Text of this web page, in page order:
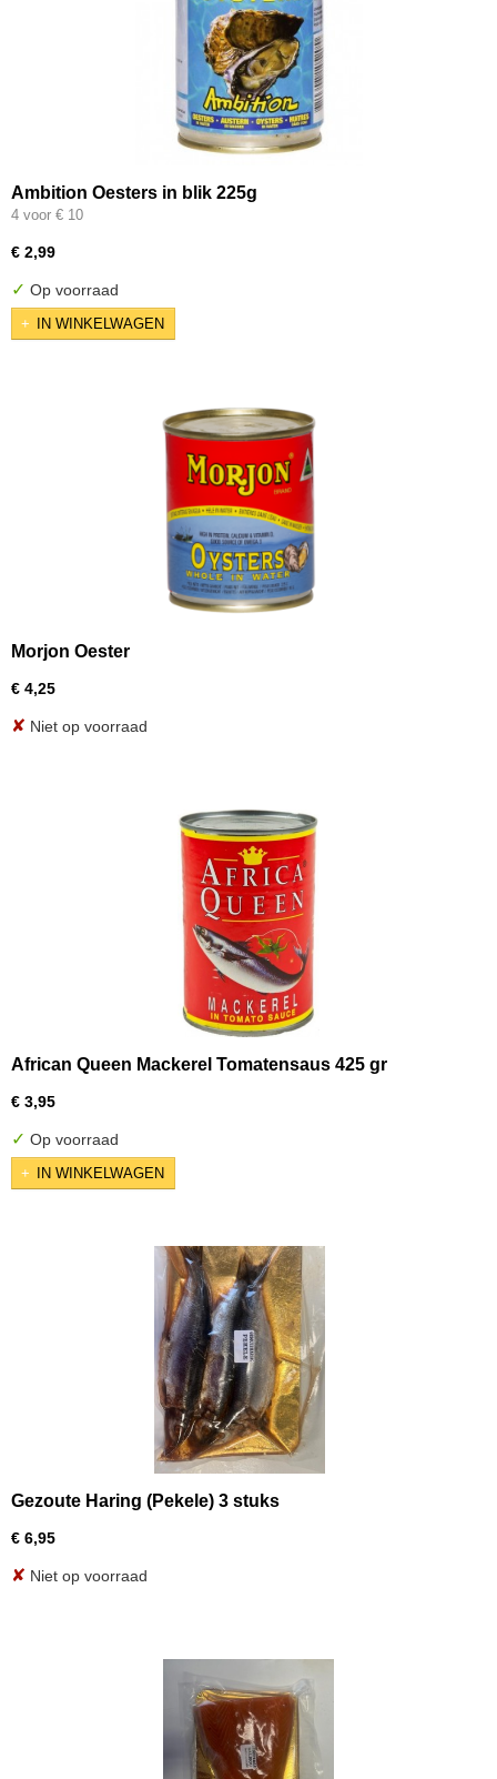
Ambition Oesters in blik 225g
4 voor € 10
€ 2,99
✓ Op voorraad
IN WINKELWAGEN
Morjon Oester
€ 4,25
✘ Niet op voorraad
African Queen Mackerel Tomatensaus 425 gr
€ 3,95
✓ Op voorraad
IN WINKELWAGEN
Gezoute Haring (Pekele) 3 stuks
€ 6,95
✘ Niet op voorraad